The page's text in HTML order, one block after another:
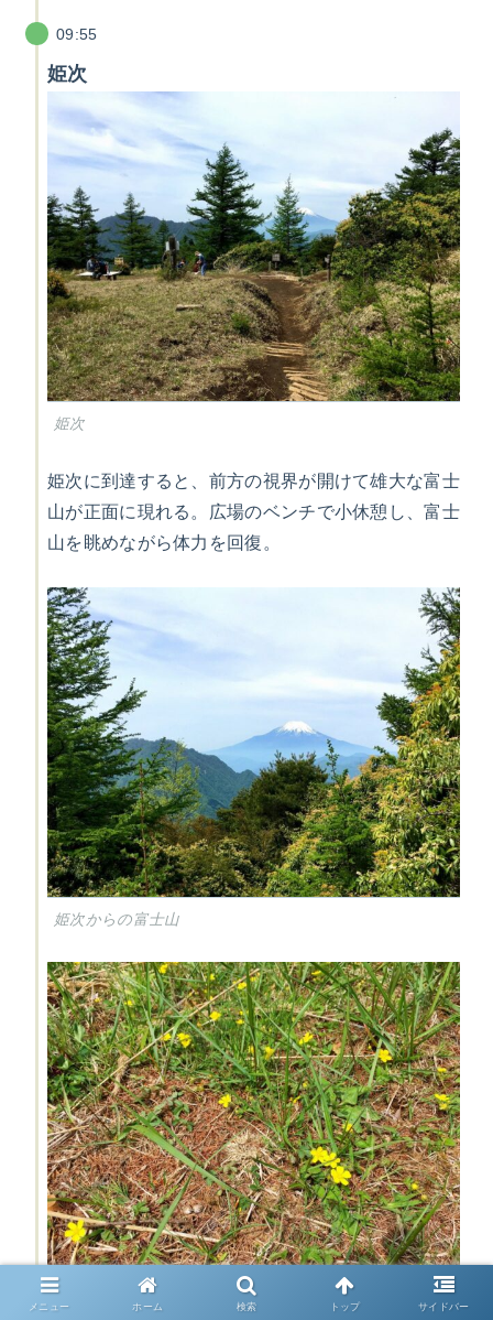
09:55
姫次
姫次
姫次に到達すると、前方の視界が開けて雄大な富士
山が正面に現れる。広場のベンチで小休憩し、富士
山を眺めながら体力を回復。
姫次からの富士山
メニュー ホーム 検索 トップ サイドバー